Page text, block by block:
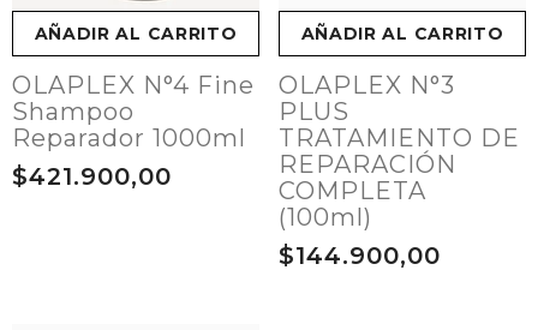
AÑADIR AL CARRITO
OLAPLEX N°4 Fine
Shampoo
Reparador 1000ml
$421.900,00
AÑADIR AL CARRITO
OLAPLEX N°3
PLUS
TRATAMIENTO DE
REPARACIÓN
COMPLETA
(100ml)
$144.900,00